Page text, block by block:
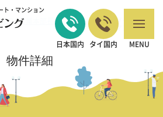
ト・マンション
日本国内 タイ国内 MENU
>営業本部長の熱血レビュー >エグゼクティ
ブ マンション
物件詳細